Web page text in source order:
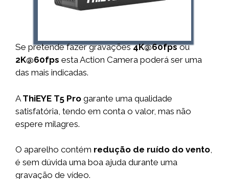
Se pretende fazer gravações4K@60fpsou
2K@60fps esta Action Camera poderá ser uma
das mais indicadas.
A ThiEYE T5 Pro garante uma qualidade
satisfatória, tendo em conta o valor, mas não
espere milagres.
O aparelho contém redução de ruído do vento,
é sem dúvida uma boa ajuda durante uma
gravação de vídeo.